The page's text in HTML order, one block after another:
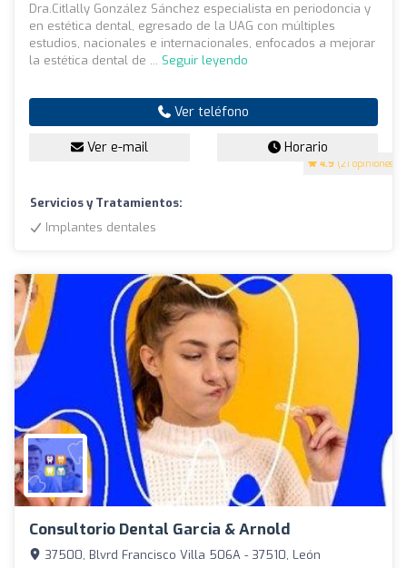
4.9 (21 opiniones)
Dra.Citlally González Sánchez especialista en periodoncia y
en estética dental, egresado de la UAG con múltiples
estudios, nacionales e internacionales, enfocados a mejorar
la estética dental de ... Seguir leyendo
Ver teléfono
Ver e-mail Horario
Servicios y Tratamientos:
Implantes dentales
Consultorio Dental Garcia & Arnold
37500, Blvrd Francisco Villa 506A - 37510, León